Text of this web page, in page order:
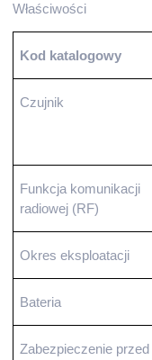
Właściwości
Kod katalogowy
Czujnik
Funkcja komunikacji
radiowej (RF)
Okres eksploatacji
Bateria
Zabezpieczenie przed